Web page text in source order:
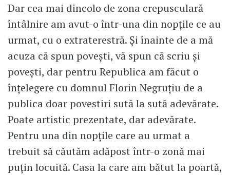
Dar cea mai dincolo de zona crepusculară
întâlnire am avut-o într-una din nopțile ce au
urmat, cu o extraterestră. Și înainte de a mă
acuza că spun povești, vă spun că scriu și
povești, dar pentru Republica am făcut o
înțelegere cu domnul Florin Negruțiu de a
publica doar povestiri sută la sută adevărate.
Poate artistic prezentate, dar adevărate.
Pentru una din nopțile care au urmat a
trebuit să căutăm adăpost într-o zonă mai
puțin locuită. Casa la care am bătut la poartă,